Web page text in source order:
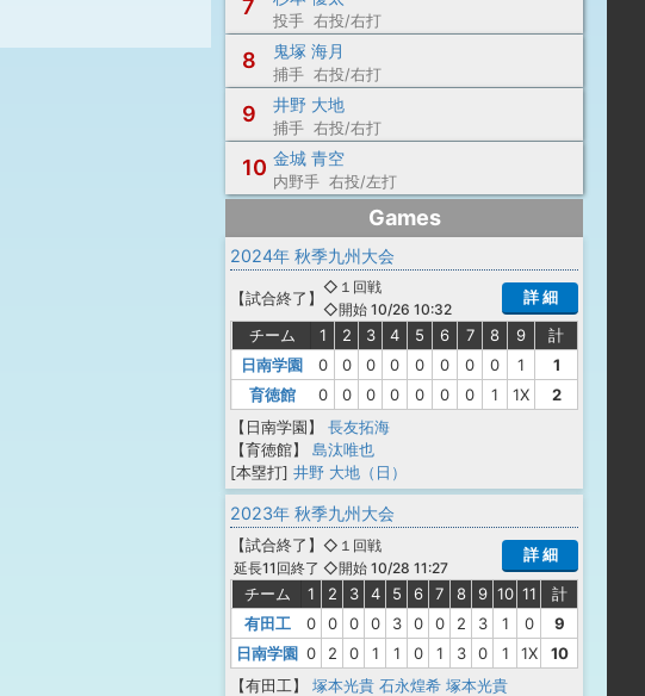
7
投手 右投/右打
8 鬼塚 海月
捕手 右投/右打
9 井野 大地
捕手 右投/右打
10 金城 青空
内野手 右投/左打
Games
2024年 秋季九州大会
【試合終了 】
◇１回戦
◇開始 10/26 10:32
詳 細
チーム 1 2 3 4 5 6 7 8 9
計
日南学園
0 0 0 0 0 0 0 0 1
1
育徳館
0 0 0 0 0 0 0 1 1X
2
【日南学園】
長友拓海
【育徳館】
島汰唯也
[本塁打] 井野 大地（日）
2023年 秋季九州大会
【試合終了 】
延長11回終了
◇１回戦
◇開始 10/28 11:27
詳 細
チーム 1 2 3 4 5 6 7 8 9 10 11
計
有田工
0 0 0 0 3 0 0 2 3 1 0
9
日南学園 0 2 0 1 1 0 1 3 0 1 1X
10
【有田工】
塚本光貴 石永煌希 塚本光貴